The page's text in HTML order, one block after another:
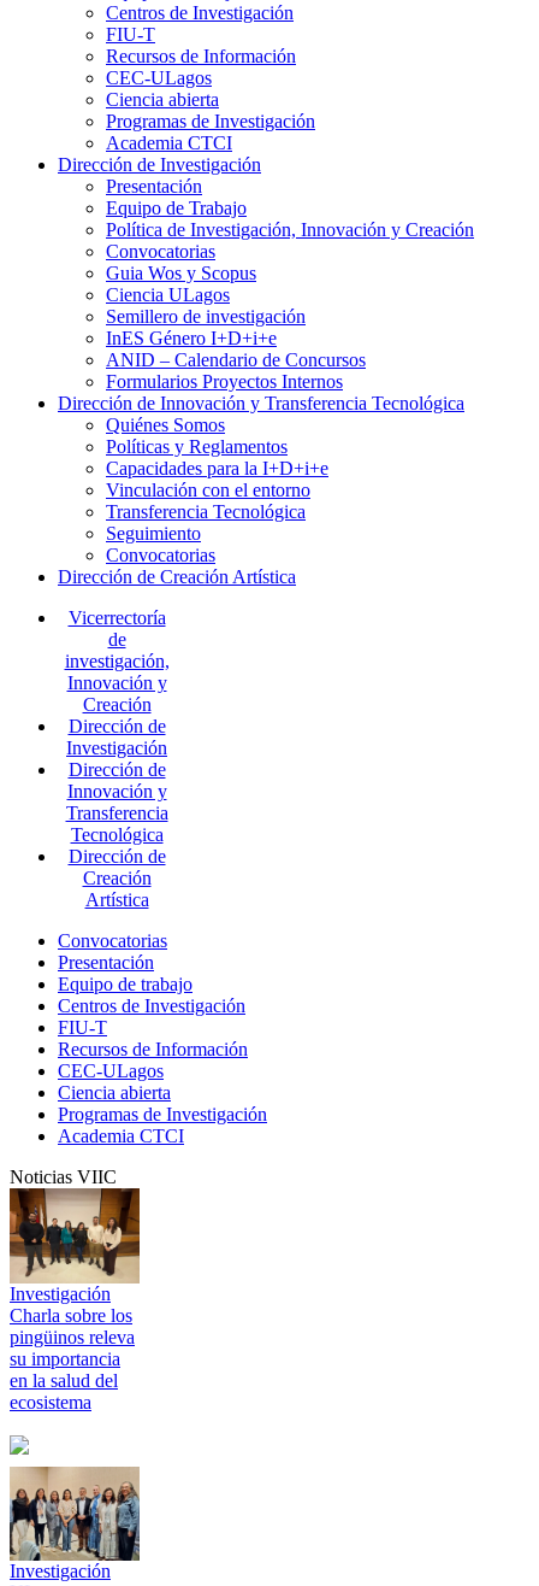
Centros de Investigación
FIU-T
Recursos de Información
CEC-ULagos
Ciencia abierta
Programas de Investigación
Academia CTCI
Dirección de Investigación
Presentación
Equipo de Trabajo
Política de Investigación, Innovación y Creación
Convocatorias
Guia Wos y Scopus
Ciencia ULagos
Semillero de investigación
InES Género I+D+i+e
ANID – Calendario de Concursos
Formularios Proyectos Internos
Dirección de Innovación y Transferencia Tecnológica
Quiénes Somos
Políticas y Reglamentos
Capacidades para la I+D+i+e
Vinculación con el entorno
Transferencia Tecnológica
Seguimiento
Convocatorias
Dirección de Creación Artística
Vicerrectoría
de
investigación,
Innovación y
Creación
Dirección de
Investigación
Dirección de
Innovación y
Transferencia
Tecnológica
Dirección de
Creación
Artística
Convocatorias
Presentación
Equipo de trabajo
Centros de Investigación
FIU-T
Recursos de Información
CEC-ULagos
Ciencia abierta
Programas de Investigación
Academia CTCI
Noticias VIIC
Investigación
Charla sobre los
pingüinos releva
su importancia
en la salud del
ecosistema
Investigación